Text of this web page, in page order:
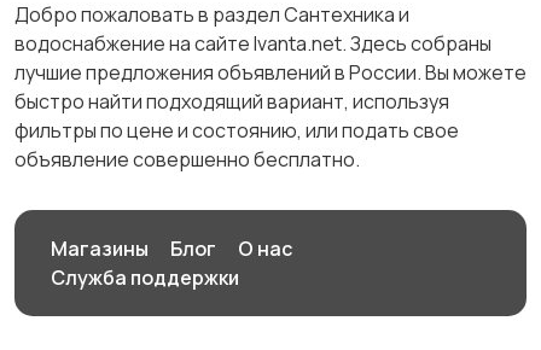
Добро пожаловать в раздел Сантехника и
водоснабжение на сайте Ivanta.net. Здесь собраны
лучшие предложения объявлений в России. Вы можете
быстро найти подходящий вариант, используя
фильтры по цене и состоянию, или подать свое
объявление совершенно бесплатно.
Магазины Блог
О нас
Служба поддержки